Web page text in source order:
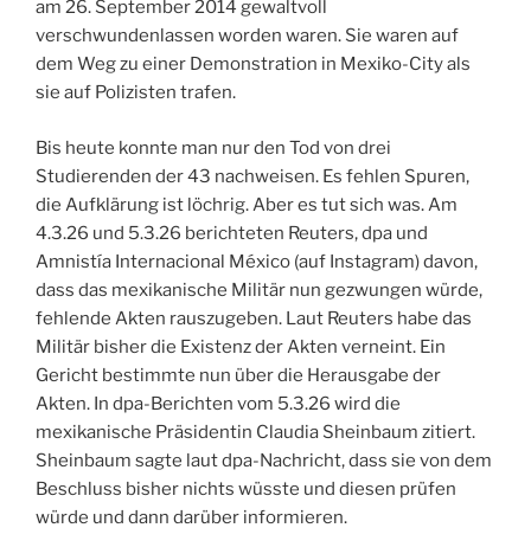
am 26. September 2014 gewaltvoll
verschwundenlassen worden waren. Sie waren auf
dem Weg zu einer Demonstration in Mexiko-City als
sie auf Polizisten trafen.
Bis heute konnte man nur den Tod von drei
Studierenden der 43 nachweisen. Es fehlen Spuren,
die Aufklärung ist löchrig. Aber es tut sich was. Am
4.3.26 und 5.3.26 berichteten Reuters, dpa und
Amnistía Internacional México (auf Instagram) davon,
dass das mexikanische Militär nun gezwungen würde,
fehlende Akten rauszugeben. Laut Reuters habe das
Militär bisher die Existenz der Akten verneint. Ein
Gericht bestimmte nun über die Herausgabe der
Akten. In dpa-Berichten vom 5.3.26 wird die
mexikanische Präsidentin Claudia Sheinbaum zitiert.
Sheinbaum sagte laut dpa-Nachricht, dass sie von dem
Beschluss bisher nichts wüsste und diesen prüfen
würde und dann darüber informieren.